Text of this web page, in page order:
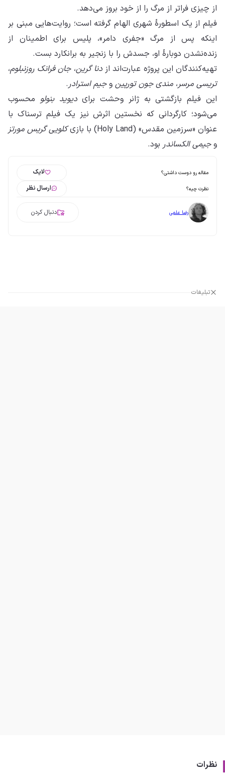
از چیزی فراتر از مرگ را از خود بروز می‌دهد.
فیلم از یک اسطورهٔ شهری الهام گرفته است؛ روایت‌هایی مبنی بر
اینکه پس از مرگ «جفری دامر»، پلیس برای اطمینان از
زنده‌نشدن دوبارهٔ او، جسدش را با زنجیر به برانکارد بست.
تهیه‌کنندگان این پروژه عبارت‌اند ازدنا گرین،جان فرانک روزنبلوم،
تریسی مرسر، مندی جون تورپین وجیم استرادر.
این فیلم بازگشتی به ژانر وحشت برایدیوید بنولو محسوب
می‌شود؛ کارگردانی که نخستین اثرش نیز یک فیلم ترسناک با
عنوان «سرزمین مقدس» (Holy Land) با بازی
کلویی گریس مورتز
وجیمی الکساندر بود.
مقاله رو دوست داشتی؟ لایک
نظرت چیه؟ ارسال نظر
رضا علمی دنبال کردن
تبلیغات
نظرات